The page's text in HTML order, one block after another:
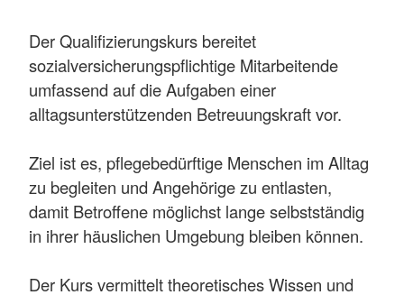
Der Qualifizierungskurs bereitet
sozialversicherungspflichtige Mitarbeitende
umfassend auf die Aufgaben einer
alltagsunterstützenden Betreuungskraft vor.
Ziel ist es, pflegebedürftige Menschen im Alltag
zu begleiten und Angehörige zu entlasten,
damit Betroffene möglichst lange selbstständig
in ihrer häuslichen Umgebung bleiben können.
Der Kurs vermittelt theoretisches Wissen und